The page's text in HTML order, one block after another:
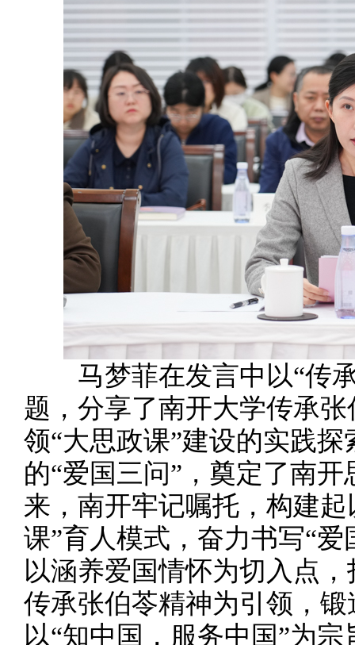
马梦菲在发言中以“传承
题，分享了南开大学传承
领“大思政课”建设的实践
的“爱国三问”，奠定了南
来，南开牢记嘱托，构建
课”育人模式，奋力书写“
以涵养爱国情怀为切入点
传承张伯苓精神为引领，
以“知中国，服务中国”为